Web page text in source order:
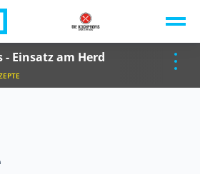
- Einsatz am Herd